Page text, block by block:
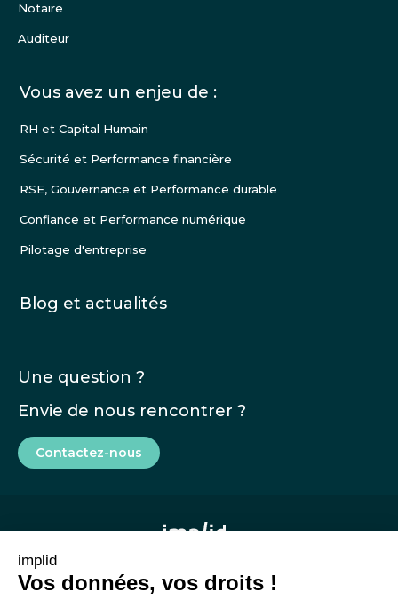
Notaire
Auditeur
Vous avez un enjeu de :
RH et Capital Humain
Sécurité et Performance financière
RSE, Gouvernance et Performance durable
Confiance et Performance numérique
Pilotage d'entreprise
Blog et actualités
Une question ?
Envie de nous rencontrer ?
Contactez-nous
Mentions légales
implid
Vos données, vos droits !